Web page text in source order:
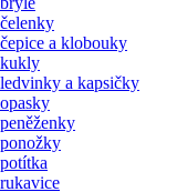
a klobouky
a kapsičky